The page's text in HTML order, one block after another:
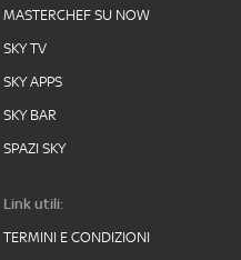
MASTERCHEF SU NOW
SKY TV
SKY APPS
SKY BAR
SPAZI SKY
Link utili:
TERMINI E CONDIZIONI